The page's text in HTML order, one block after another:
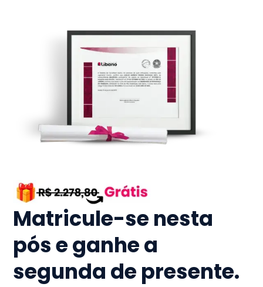
Matricule-se nesta
pós e ganhe a
segunda de presente.